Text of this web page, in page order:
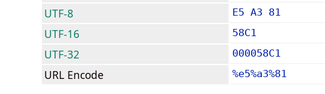
UTF-8 E5 A3 81
UTF-16 58C1
UTF-32 000058C1
URL Encode %e5%a3%81